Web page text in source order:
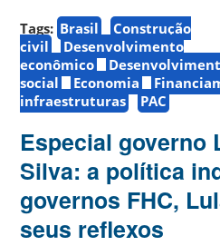
Tags: Brasil
Construção
civil
Desenvolvimento
econômico
social
Economia
infraestruturas
PAC
Especial governo
Silva: a política
governos FHC,
seus reflexos